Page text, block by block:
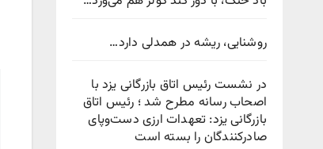
روشنایی، ریشه در همدلی دارد…
در نشست رئیس اتاق بازرگانی یزد با
اصحاب رسانه مطرح شد ؛ رئیس اتاق
بازرگانی یزد: تعهدات ارزی دست‌وپای
صادرکنندگان را بسته است